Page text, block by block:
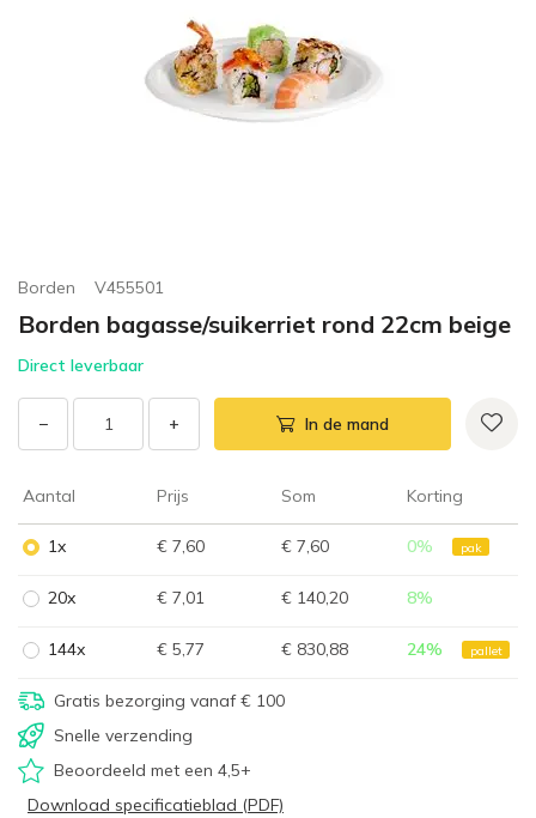
Borden V455501
Borden bagasse/suikerriet rond 22cm beige
Direct leverbaar
− + In de mand
Aantal Prijs Som Korting
1x € 7,60 € 7,60 0% pak
20x € 7,01 € 140,20 8%
144x € 5,77 € 830,88 24% pallet
Gratis bezorging vanaf € 100
Snelle verzending
Beoordeeld met een 4,5+
Download specificatieblad (PDF)